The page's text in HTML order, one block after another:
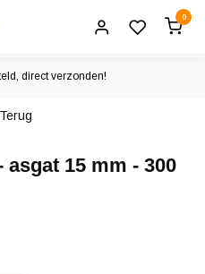
0
direct verzonden!
Terug
15 mm - 300